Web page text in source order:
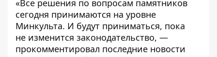
«Все решения по вопросам памятников
сегодня принимаются на уровне
Минкульта. И будут приниматься, пока
не изменится законодательство, —
прокомментировал последние новости